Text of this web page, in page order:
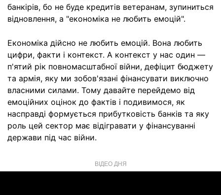
банкірів, бо не буде кредитів ветеранам, зупиниться
відновлення, а "економіка не любить емоцій".
Економіка дійсно не любить емоцій. Вона любить
цифри, факти і контекст. А контекст у нас один —
п'ятий рік повномасштабної війни, дефіцит бюджету
та армія, яку ми зобов'язані фінансувати виключно
власними силами. Тому давайте перейдемо від
емоційних оцінок до фактів і подивимося, як
насправді формується прибутковість банків та яку
роль цей сектор має відігравати у фінансуванні
держави під час війни.
ВІДЕО ДНЯ